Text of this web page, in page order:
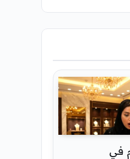
في